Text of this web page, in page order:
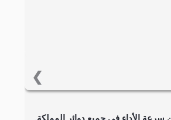
العدل السعودية. بشرط عدم
المدخلة للصك تظهر ما هو حقيقي